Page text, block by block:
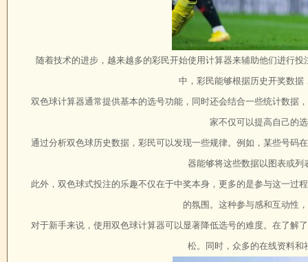
随着技术的进步，越来越多的彩民开始使用计算器来辅助他们进行
中，彩民能够根据历史开奖数
双色球计算器通常提供基本的选号功能，同时还会结合一些统计数据
家不仅可以提高自己的
通过分析双色球历史数据，彩民可以发现一些规律。例如，某些号码
器能够将这些数据以图表或
此外，双色球式投注的乐趣不仅在于中奖本身，更多的是参与这一过
的氛围。这种参与感和互动性
对于新手来说，使用双色球计算器可以显著降低选号的难度。在了解
松。同时，众多的在线资料